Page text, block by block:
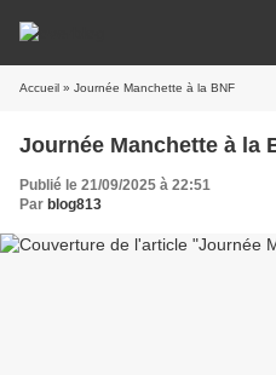
Accueil » Journée Manchette à la BNF
Journée Manchette à la
Publié le 21/09/2025 à 22:51
Par blog813